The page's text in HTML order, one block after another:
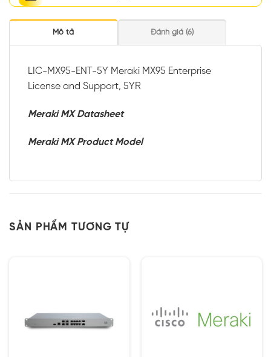
Mô tả Đánh giá (6)
LIC-MX95-ENT-5Y Meraki MX95 Enterprise
License and Support, 5YR
Meraki MX Datasheet
Meraki MX Product Model
SẢN PHẨM TƯƠNG TỰ